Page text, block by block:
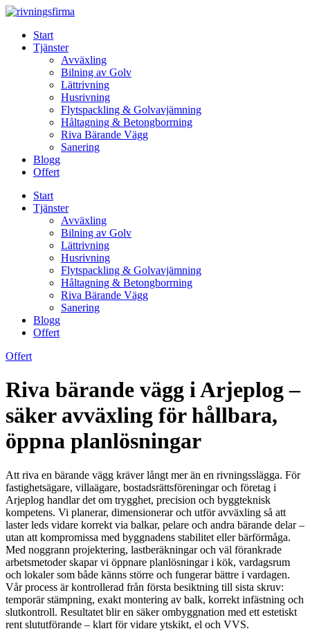
Skip
contentStart
Tjänster
Avväxling
Bilning av Golv
Lättrivning
Husrivning
Flytspackling & Golvavjämning
Håltagning & Betongborrning
Riva Bärande Vägg
Sanering
Blogg
Offert
Start
Tjänster
Avväxling
Bilning av Golv
Lättrivning
Husrivning
Flytspackling & Golvavjämning
Håltagning & Betongborrning
Riva Bärande Vägg
Sanering
Blogg
Offert
Offert
Riva bärande vägg i Arjeplog –
säker avväxling för hållbara,
öppna planlösningar
Att riva en bärande vägg kräver långt mer än en rivningsslägga. För
fastighetsägare, villaägare, bostadsrättsföreningar och företag i
Arjeplog handlar det om trygghet, precision och byggteknisk
kompetens. Vi planerar, dimensionerar och utför avväxling så att
laster leds vidare korrekt via balkar, pelare och andra bärande delar –
utan att kompromissa med byggnadens stabilitet eller bärförmåga.
Med noggrann projektering, lastberäkningar och väl förankrade
arbetsmetoder skapar vi öppnare planlösningar i kök, vardagsrum
och lokaler som både känns större och fungerar bättre i vardagen.
Vår process är kontrollerad från första besiktning till sista skruv:
temporär stämpning, exakt montering av balk, korrekt infästning och
slutkontroll. Resultatet blir en säker ombyggnation med ett estetiskt
rent slututförande – klart för vidare ytskikt, el och VVS.